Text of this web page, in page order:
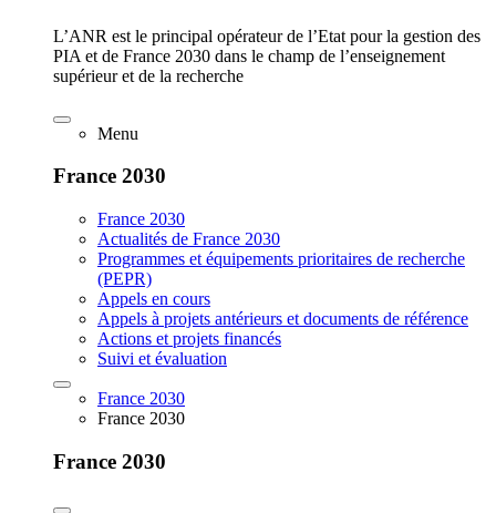
L’ANR est le principal opérateur de l’Etat pour la gestion des
PIA et de France 2030 dans le champ de l’enseignement
supérieur et de la recherche
Menu
France 2030
France 2030
Actualités de France 2030
Programmes et équipements prioritaires de recherche
(PEPR)
Appels en cours
Appels à projets antérieurs et documents de référence
Actions et projets financés
Suivi et évaluation
France 2030
France 2030
France 2030